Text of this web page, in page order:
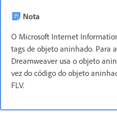
Nota
O Microsoft Internet
tags de objeto aninhado. Para
Dreamweaver usa o objeto
vez do código do objeto
FLV.